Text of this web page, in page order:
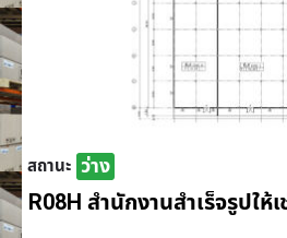
สถานะ ว่าง
R08H สำนักงานสำเร็จรูปให้